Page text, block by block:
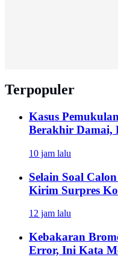
Terpopuler
Kasus
Berakhir Damai,
10 jam lalu
Selain Soal
Kirim Surpres
12 jam lalu
Kebakaran
Error, Ini Kata